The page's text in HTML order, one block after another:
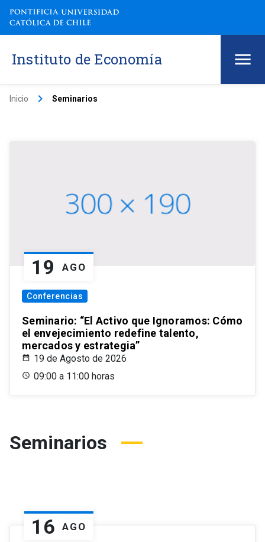
Instituto de Economía
Inicio keyboard_arrow_right Seminarios
19 AGO
Conferencias
Seminario: “El Activo que Ignoramos: Cómo
el envejecimiento redefine talento,
mercados y estrategia”
19 de Agosto de 2026
09:00 a 11:00 horas
Seminarios
16 AGO